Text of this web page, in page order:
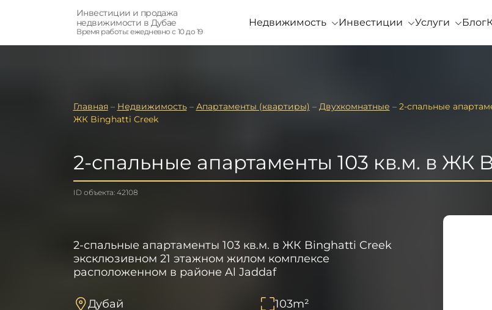
Инвестиции и продажа
недвижимости в Дубае
Время работы: ежедневно с 10 до 19
Недвижимость Инвестиции Услуги Блог
Главная – Недвижимость– Апартаменты (квартиры) – Двухкомнатные – 2-спальные
ЖК Binghatti Creek
2-спальные апартаменты 103 кв.м. в ЖК
ID объекта: 42108
2-спальные апартаменты 103 кв.м. в ЖК Binghatti Creek
эксклюзивном 21 этажном жилом комплексе
расположенном в районе Al Jaddaf
Дубай 103m²